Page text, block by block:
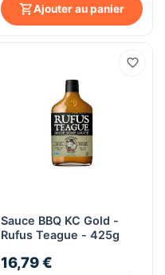
Ajouter au panier
Sauce BBQ KC Gold -
Rufus Teague - 425g
16,79 €